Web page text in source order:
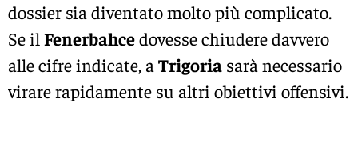
dossier sia diventato molto più complicato.
Se il Fenerbahcedovesse chiudere davvero
alle cifre indicate, a Trigoria sarà necessario
virare rapidamente su altri obiettivi offensivi.